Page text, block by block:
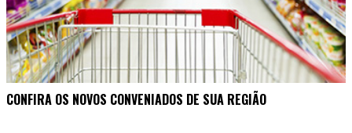
CONFIRA OS NOVOS CONVENIADOS DE SUA REGIÃO